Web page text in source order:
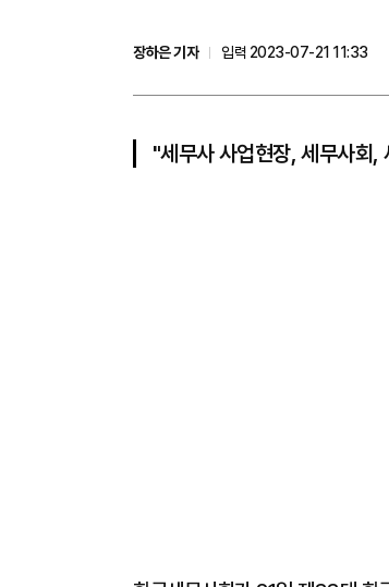
장하은 기자
입력 2023-07-21 11:33
"세무사 사업현장, 세무사회,